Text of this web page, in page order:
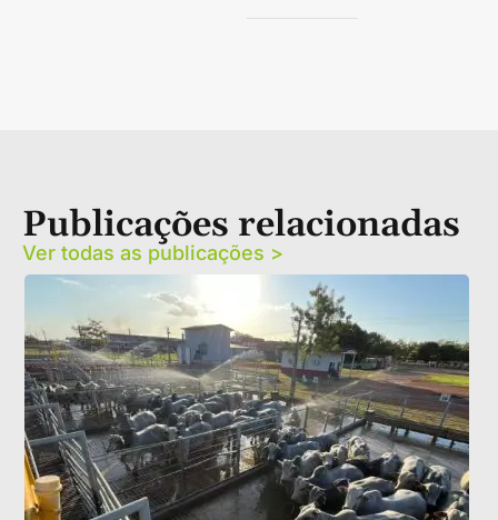
Publicações relacionadas
Ver todas as publicações >